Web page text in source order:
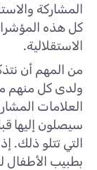
المشاركة
كل هذه
الاستقلالية.
من المهم أن
ولدى كل منهم
العلامات
سيصلون إليها
التي تتلو ذلك.
بطبيب الأطفال